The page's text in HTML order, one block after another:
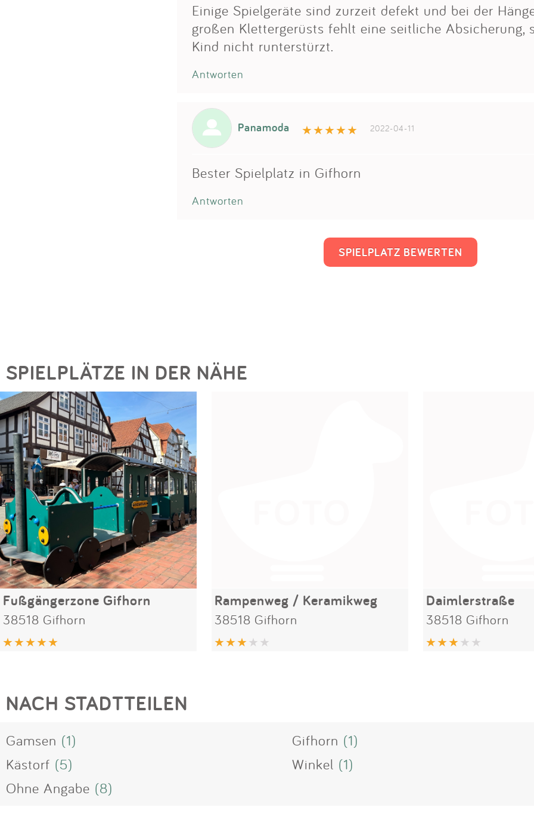
Einige Spielgeräte sind zurzeit defekt und bei der
großen Klettergerüsts fehlt eine seitliche Absicherung,
Kind nicht runterstürzt.
Antworten
Panamoda 2022-04-11
Bester Spielplatz in Gifhorn
Antworten
SPIELPLATZ BEWERTEN
SPIELPLÄTZE IN DER NÄHE
Fußgängerzone Gifhorn
38518 Gifhorn
Rampenweg / Keramikweg
38518 Gifhorn
Daimlerstraße
38518 Gifhorn
NACH STADTTEILEN
Gamsen (1) Gifhorn (1)
Kästorf (5) Winkel (1)
Ohne Angabe (8)